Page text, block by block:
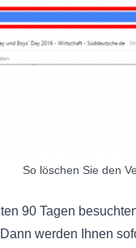
So löschen Sie den
90 Tagen
Dann werden Ihnen